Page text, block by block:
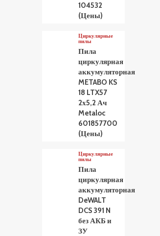
104532
(Цены)
Циркулярные
пилы
Пила
циркулярная
аккумуляторная
METABO KS
18 LTX57
2х5,2 Ач
Metaloc
601857700
(Цены)
Циркулярные
пилы
Пила
циркулярная
аккумуляторная
DeWALT
DCS 391 N
без АКБ и
ЗУ